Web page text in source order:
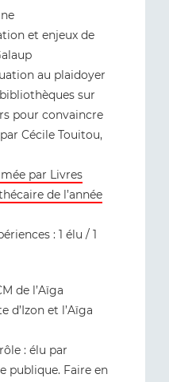
et enjeux de
au plaidoyer
sur
pour convaincre
Cécile Touitou,
par Livres
de l’année
: 1 élu / 1
de l’Aïga
et l’Aïga
: élu par
publique. Faire en